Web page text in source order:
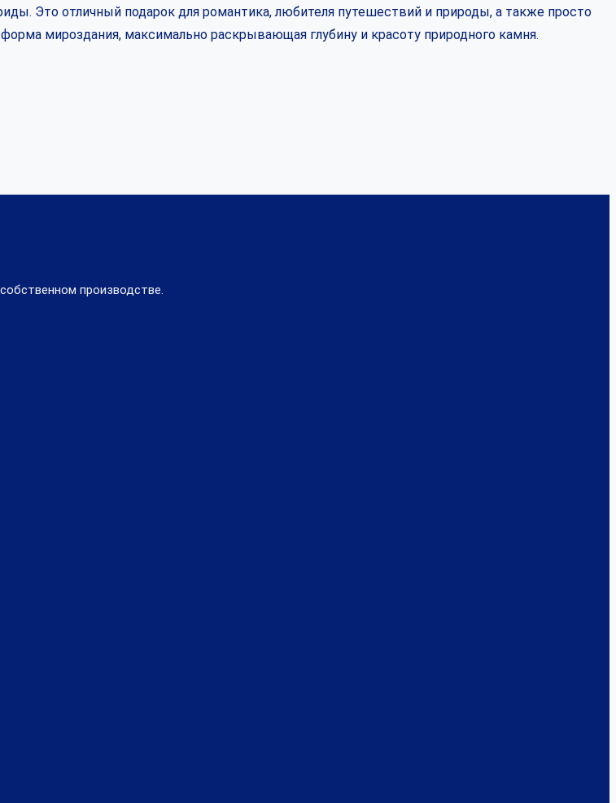
Это отличный подарок для романтика, любителя путешествий и природы, а также просто
мироздания, максимально раскрывающая глубину и красоту природного камня.
производстве.